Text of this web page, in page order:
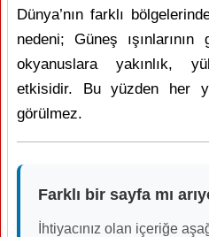
Dünya’nın farklı
nedeni; Güneş
okyanuslara yakınlık,
etkisidir. Bu yüzden her
görülmez.
Farklı bir sayfa mı
İhtiyacınız olan içeriğe